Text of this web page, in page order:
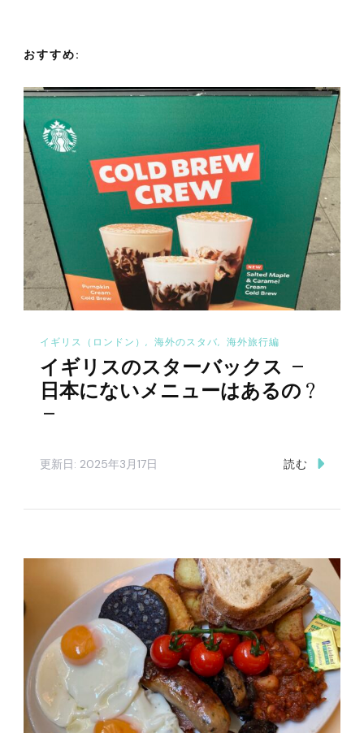
ョ
ン
おすすめ:
イギリス（ロンドン） 海外のスタバ 海外旅行編
イギリスのスターバックス –
日本にないメニューはあるの？
–
更新日: 2025年3月17日 読む